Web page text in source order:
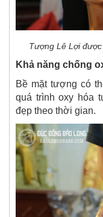
Tượng Lê Lợi
Khả năng chống
Bề mặt tượng có
quá trình oxy hóa
đẹp theo thời gian.